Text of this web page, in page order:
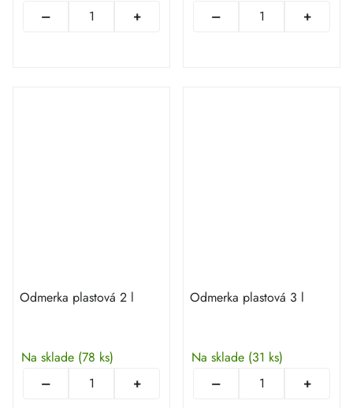
Odmerka plastová 2 l
Na sklade (78 ks)
Odmerka plastová 3 l
Na sklade (31 ks)